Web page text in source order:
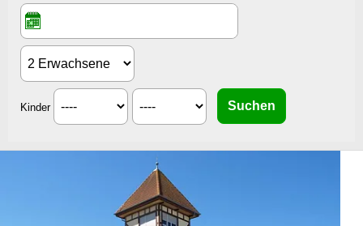
Kinder